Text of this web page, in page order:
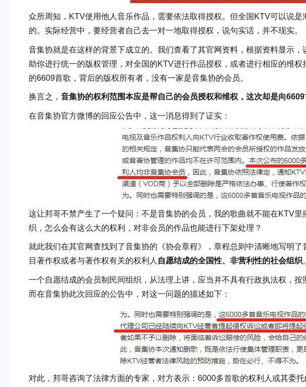
众所周知，KTV使用他人音乐作品，需要依法取得授权。但全国KTV可以说
的。实际经营中，要经营者自己去一对一地取得授权，说句实话，并不现实。
音集协就是在这样的背景下成立的。我们查看了其官网资料，根据资料显示
助你进行统一的版权管理，对全国的KTV进行作品授权，或者进行相应的维
的6609首歌，背后的版权所有者，没有一家是音集协的会员。
换言之， 音集协的权利范围本应是帮自己的会员授权和维权，这次却是向
在音集协官方微博的回应公告中，这一消息得到了证实：
这让邦哥不禁产生了一个疑问：不是音集协的会员，我的歌曲就不能在KTV
织，怎么会有这么大的权利，对非会员的作品也能进行下架处理？
就此我们在其官网查找到了音集协的《协会章程》，章程总则中清晰地写明
目著作权或者与著作权有关的权利人 自愿结成的全国性、非营利性的社会组织。
一个自愿结成的会员制民间组织，从法理上讲，应当并不具有行政执法权，按
而在音集协此次回应的公告中，对这一问题的描述如下：
对此，邦哥咨询了法律方面的专家，对方表示：6000多首歌的权利人或其委